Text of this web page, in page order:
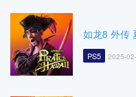
如龙8 外传
PS5 2025-